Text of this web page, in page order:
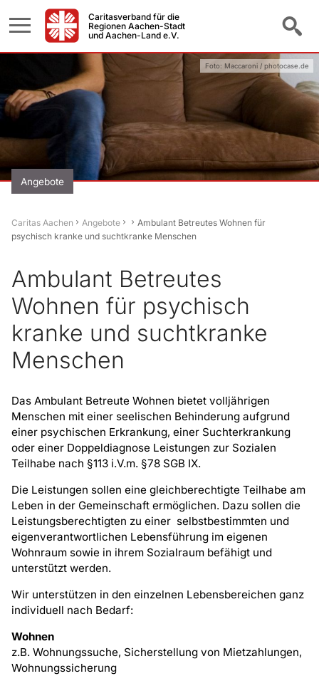
Caritasverband für die
Regionen Aachen-Stadt
und Aachen-Land e.V.
Angebote
Foto: Maccaroni / photocase.de
Caritas Aachen Angebote
Ambulant Betreutes Wohnen für
psychisch kranke und suchtkranke Menschen
Ambulant Betreutes
Wohnen für psychisch
kranke und suchtkranke
Menschen
Das Ambulant Betreute Wohnen bietet volljährigen
Menschen mit einer seelischen Behinderung aufgrund
einer psychischen Erkrankung, einer Suchterkrankung
oder einer Doppeldiagnose Leistungen zur Sozialen
Teilhabe nach §113 i.V.m. §78 SGB IX.
Die Leistungen sollen eine gleichberechtigte Teilhabe am
Leben in der Gemeinschaft ermöglichen. Dazu sollen die
Leistungsberechtigten zu einer selbstbestimmten und
eigenverantwortlichen Lebensführung im eigenen
Wohnraum sowie in ihrem Sozialraum befähigt und
unterstützt werden.
Wir unterstützen in den einzelnen Lebensbereichen ganz
individuell nach Bedarf:
Wohnen
z.B. Wohnungssuche, Sicherstellung von Mietzahlungen,
Wohnungssicherung